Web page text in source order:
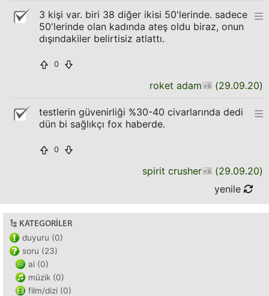
3 kişi var. biri 38 diğer ikisi 50'lerinde. sadece
50'lerinde olan kadında ateş oldu biraz, onun
dışındakiler belirtisiz atlattı.
0
roket adam (29.09.20)
testlerin güvenirliği %30-40 civarlarında dedi
dün bi sağlıkçı fox haberde.
0
spirit crusher (29.09.20)
yenile
KATEGORILER
duyuru (0)
soru (23)
ai (0)
müzik (0)
film/dizi (0)